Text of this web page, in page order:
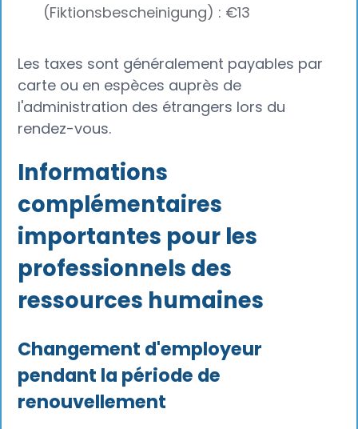
(Fiktionsbescheinigung) : €13
Les taxes sont généralement payables par
carte ou en espèces auprès de
l'administration des étrangers lors du
rendez-vous.
Informations
complémentaires
importantes pour les
professionnels des
ressources humaines
Changement d'employeur
pendant la période de
renouvellement